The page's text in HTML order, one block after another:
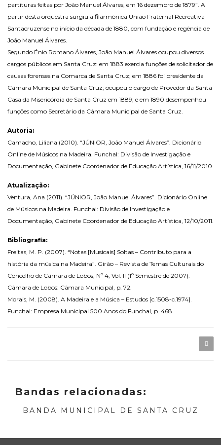
partituras feitas por João Manuel Álvares, em 16 dezembro de 1879”. A
partir desta orquestra surgiu a filarmónica União Fraternal Recreativa
Santacruzense no início da década de 1880, com fundação e regência de
João Manuel Álvares.
Segundo Énio Romano Álvares, João Manuel Álvares ocupou diversos
cargos públicos em Santa Cruz: em 1883 exercia funções de solicitador de
causas forenses na Comarca de Santa Cruz; em 1886 foi presidente da
Câmara Municipal de Santa Cruz; ocupou o cargo de Provedor da Santa
Casa da Misericórdia de Santa Cruz em 1889; e em 1890 desempenhou
funções como Secretário da Câmara Municipal de Santa Cruz.
Autoria:
Camacho, Liliana (2010). “JÚNIOR, João Manuel Álvares”. Dicionário
Online de Músicos na Madeira. Funchal: Divisão de Investigação e
Documentação, Gabinete Coordenador de Educação Artística, 16/11/2010.
Atualização:
Ventura, Ana (2011). “JÚNIOR, João Manuel Álvares”. Dicionário Online
de Músicos na Madeira. Funchal: Divisão de Investigação e
Documentação, Gabinete Coordenador de Educação Artística, 12/10/2011.
Bibliografia:
Freitas, M. P. (2007). “Notas [Musicais] Soltas – Contributo para a
história da música na Madeira”. Girão – Revista de Temas Culturais do
Concelho de Câmara de Lobos, Nº 4, Vol. II (1º Semestre de 2007).
Câmara de Lobos: Câmara Municipal, p. 72.
Morais, M. (2008). A Madeira e a Música – Estudos [c.1508-c.1974].
Funchal: Empresa Municipal 500 Anos do Funchal, p. 468.
Bandas relacionadas:
BANDA MUNICIPAL DE SANTA CRUZ